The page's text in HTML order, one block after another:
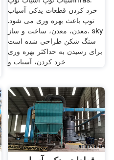
خرد کردن قطعات یدکی آسیاب
توپ باعث بهره وری می شود.
معدن، معدن، ساخت و ساز. sky
سنگ شکن طراحی شده است
برای رسیدن به حداکثر بهره وری
خرد کردن، آسیاب و